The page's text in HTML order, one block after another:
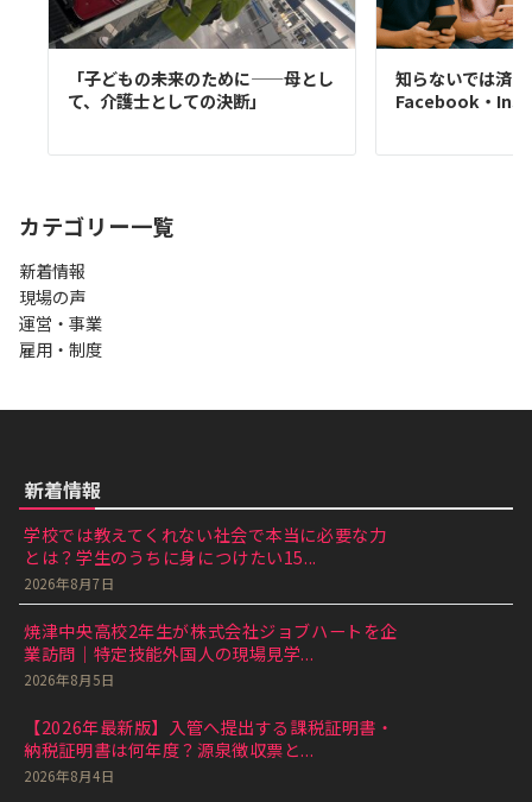
「子どもの未来のために——母とし
て、介護士としての決断」
知らないでは済
Facebook・
カテゴリー一覧
新着情報
現場の声
運営・事業
雇用・制度
新着情報
学校では教えてくれない社会で本当に必要な力
とは？学生のうちに身につけたい15...
2026年8月7日
焼津中央高校2年生が株式会社ジョブハートを企
業訪問｜特定技能外国人の現場見学...
2026年8月5日
【2026年最新版】入管へ提出する課税証明書・
納税証明書は何年度？源泉徴収票と...
2026年8月4日